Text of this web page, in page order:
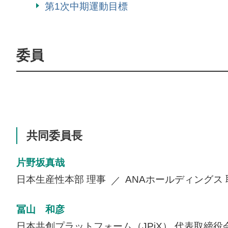
第1次中期運動目標
委員
共同委員長
片野坂真哉
日本生産性本部 理事
ANAホールディングス
冨山 和彦